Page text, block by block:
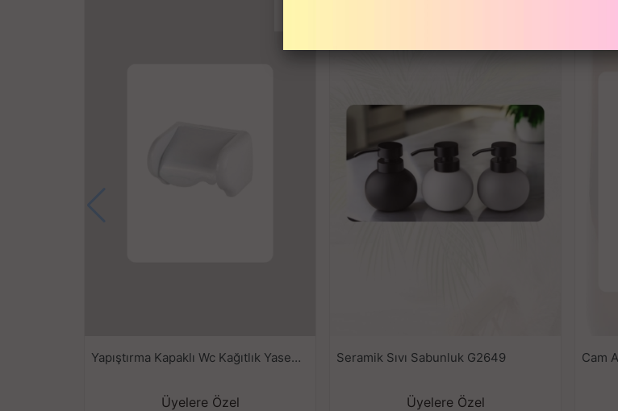
Yapıştırma Kapaklı Wc Kağıtlık Yasemen 00214-Y086
Üyelere Özel
Seramik Sıvı Sabunluk G2649
Üyelere Özel
Cam